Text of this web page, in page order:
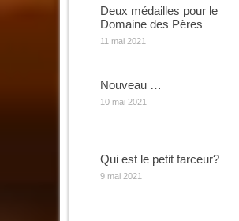
Deux médailles pour le
Domaine des Pères
11 mai 2021
Nouveau …
10 mai 2021
Qui est le petit farceur?
9 mai 2021